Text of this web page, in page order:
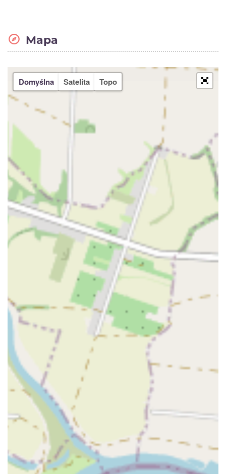
Mapa
Domyślna Satelita Topo